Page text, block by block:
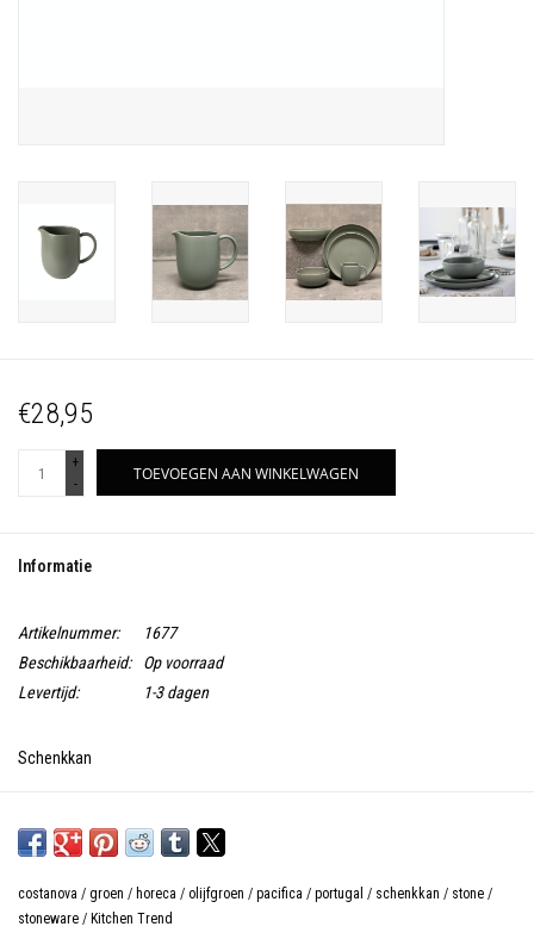
€28,95
+
-
TOEVOEGEN AAN WINKELWAGEN
Informatie
Artikelnummer:
1677
Beschikbaarheid:
Op voorraad
Levertijd:
1-3 dagen
Schenkkan
20,5 cm x 13,5 cm
costanova / groen / horeca / olijfgroen / pacifica / portugal / schenkkan / stone /
stoneware / Kitchen Trend